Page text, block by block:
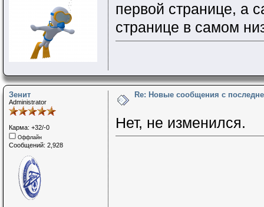
первой странице, а
странице в самом
Зенит
Administrator
Карма: +32/-0
Оффлайн
Сообщений: 2,928
Re: Новые сообщения с
Нет, не изменился.